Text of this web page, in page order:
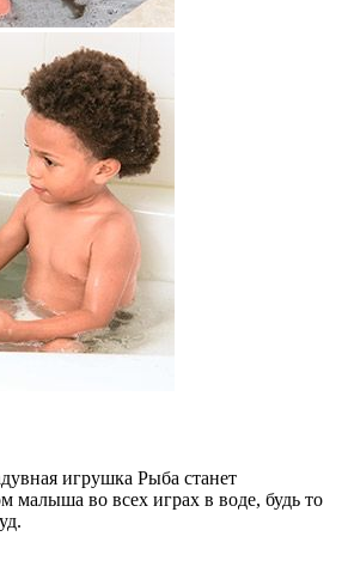
игрушка Рыба станет
малыша во всех играх в воде, будь то